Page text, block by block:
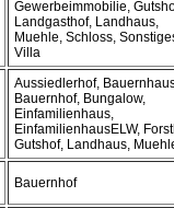
Gewerbeimmobilie,
Landgasthof, Landhaus,
Muehle, Schloss,
Villa
Aussiedlerhof,
Bauernhof, Bungalow,
Einfamilienhaus,
EinfamilienhausELW,
Gutshof, Landhaus,
Bauernhof